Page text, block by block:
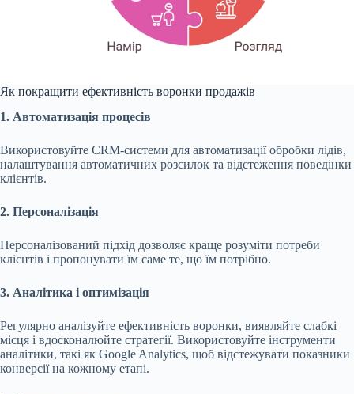
Як покращити ефективність воронки продажів
1. Автоматизація процесів
Використовуйте CRM-системи для автоматизації обробки лідів,
налаштування автоматичних розсилок та відстеження поведінки
клієнтів.
2. Персоналізація
Персоналізований підхід дозволяє краще розуміти потреби
клієнтів і пропонувати їм саме те, що їм потрібно.
3. Аналітика і оптимізація
Регулярно аналізуйте ефективність воронки, виявляйте слабкі
місця і вдосконалюйте стратегії. Використовуйте інструменти
аналітики, такі як Google Analytics, щоб відстежувати показники
конверсії на кожному етапі.